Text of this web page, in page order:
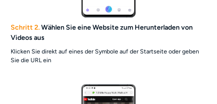
Schritt 2.Wählen Sie eine Website zum Herunterladen von
Videos aus
Klicken Sie direkt auf eines der Symbole auf der Startseite oder geben
Sie die URL ein